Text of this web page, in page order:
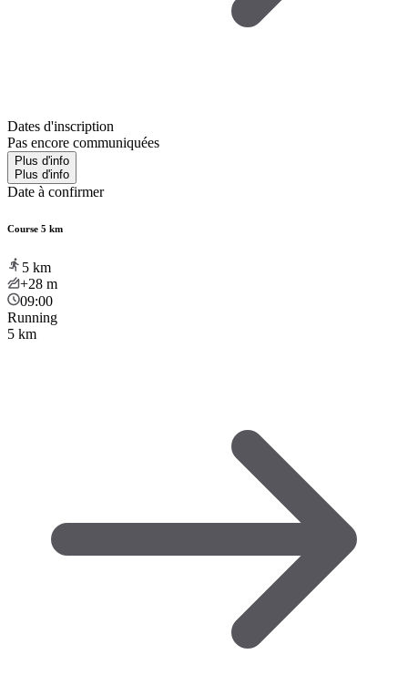
Dates d'inscription
Pas encore communiquées
Plus d'info
Plus d'info
Date à confirmer
Course 5 km
5 km
+28 m
09:00
Running
5 km